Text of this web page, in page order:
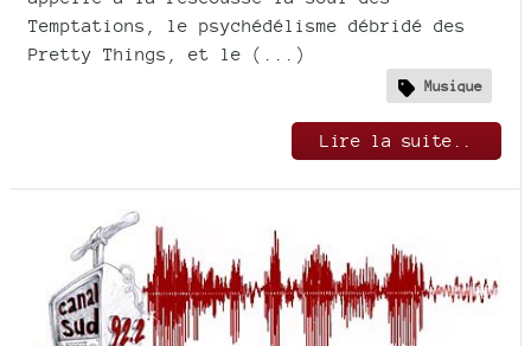
Temptations, le psychédélisme débridé des
Pretty Things, et le (...)
Musique
Lire la suite..